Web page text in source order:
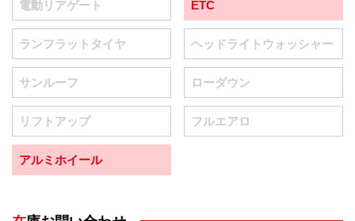
電動リアゲート ETC
ランフラットタイヤ ヘッドライトウォッシャー
サンルーフ ローダウン
リフトアップ フルエアロ
アルミホイール